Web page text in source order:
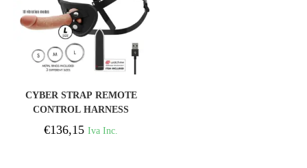
CYBER STRAP REMOTE
CONTROL HARNESS
AND VIBRATING
BULLET WATCME
€136,15 Iva Inc.